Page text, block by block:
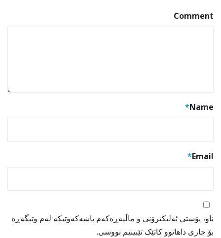
Comment
Name
*
Email
*
ناو، پۆستی ئەلیکترۆنی و ماڵپەڕەکەم پاشەکەوتبکە لەم وێبگەڕە
بۆ جاری داهاتوو کاتێک تێبینیم نووسی.